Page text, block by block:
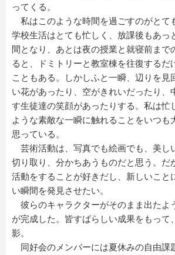
ってくる。
私はこのような時間を過ごすのがとて
学校生活はとても忙しく、放課後もあっ
間となり、あとは夜の授業と就寝前まで
ると、ドミトリーと教室棟を往復するだ
こともある。しかしふと一瞬、辺りを見
い花があったり、空がきれいだったり、
す生徒達の笑顔があったりする。私は忙
ような素敵な一瞬に触れることをいつも
思っている。
芸術活動は、写真でも絵画でも、美し
切り取り、分かちあうものだと思う。だ
活動をすることが好きだし、新しいこと
い瞬間を発見させたい。
彼らのキャラクターがそのまま出たよ
が完成した。皆すばらしい成果をもって
影。
同好会のメンバーには夏休みの自由課